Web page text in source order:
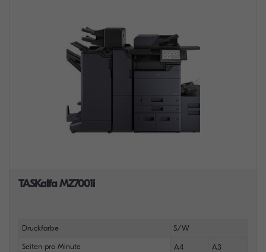
TASKalfa MZ7001i
Druckfarbe S/W
Seiten pro Minute A4 A3